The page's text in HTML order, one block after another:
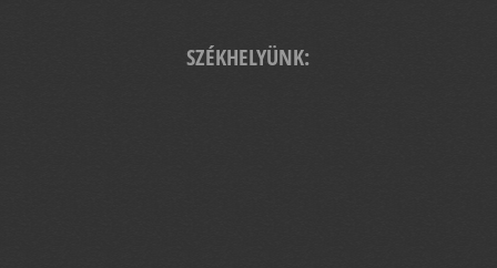
SZÉKHELYÜNK: